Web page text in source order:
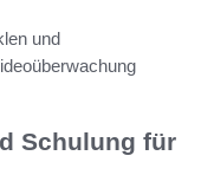
und
Schulung für